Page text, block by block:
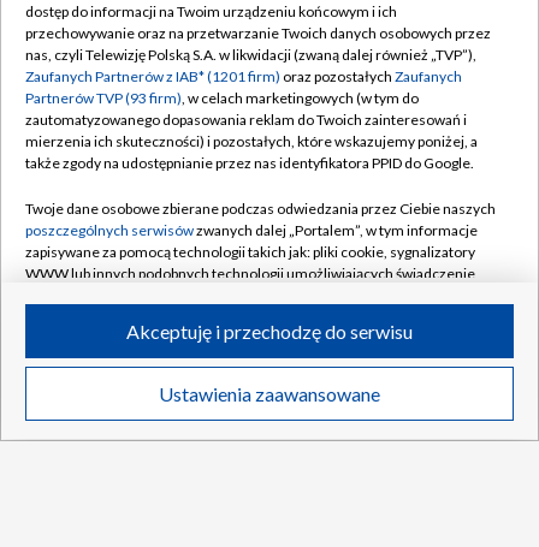
Minimalne różnice w TdP. Kto faworytem
wyścigu?
Terminarz GP na żużlu 2026. Kiedy i gdzie
kolejne wyścigi?
Co za powrót Świątek! Jest ćwierćfinał w
Toronto
Zmarzlik najlepszy w Rydze. Został nowym
liderem!
DO GÓRY
Wideo
dostęp do informacji na Twoim urządzeniu końcowym i ich
przechowywanie oraz na przetwarzanie Twoich danych osobowych przez
nas, czyli Telewizję Polską S.A. w likwidacji (zwaną dalej również „TVP”),
Zaufanych Partnerów z IAB* (1201 firm) oraz pozostałych Zaufanych
Partnerów TVP (93 firm), w celach marketingowych (w tym do
zautomatyzowanego dopasowania reklam do Twoich zainteresowań i
mierzenia ich skuteczności) i pozostałych, które wskazujemy poniżej, a
także zgody na udostępnianie przez nas identyfikatora PPID do Google.
Twoje dane osobowe zbierane podczas odwiedzania przez Ciebie naszych
poszczególnych serwisówzwanych dalej „Portalem”, w tym informacje
zapisywane za pomocą technologii takich jak: pliki cookie, sygnalizatory
WWW lub innych podobnych technologii umożliwiających świadczenie
ruchu w Internecie.
Twoje dane osobowe zbierane podczas odwiedzania przez Ciebie
poszczególnych serwisówna Portalu, takie jak adresy IP, identyfikatory
Ustawienia zaawansowane
Akceptuję i przechodzę do serwisu